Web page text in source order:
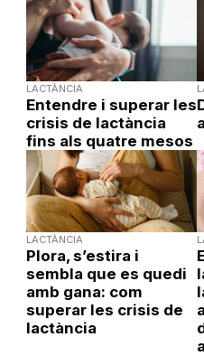
LACTÀNCIA
Entendre i superar les
crisis de lactància
fins als quatre mesos
LACTÀNCIA
Plora, s’estira i
sembla que es quedi
amb gana: com
superar les crisis de
lactància